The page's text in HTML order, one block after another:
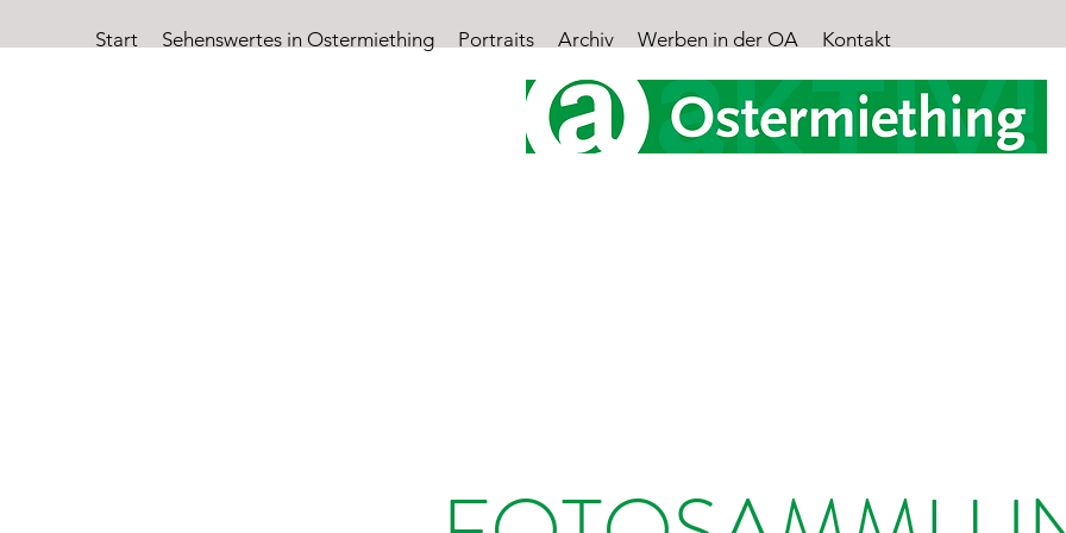
Start Sehenswertes in Ostermiething Portraits Archiv Werben in der OA Kontakt